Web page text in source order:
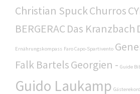
Christian SpuckChurros
BERGERAC Das Kranzbach
Ernährungskompass Faro Capo-Spartivento
Falk BartelsGeorgien - Guide
Guido Laukamp Gästerekord